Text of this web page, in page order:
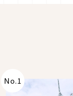
No.1